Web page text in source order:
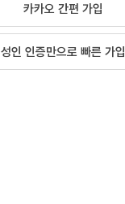
카카오 간편 가입
성인 인증만으로 빠른 가입